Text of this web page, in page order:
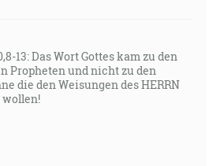
13: Das Wort Gottes kam zu den
Propheten und nicht zu den
die den Weisungen des HERRN